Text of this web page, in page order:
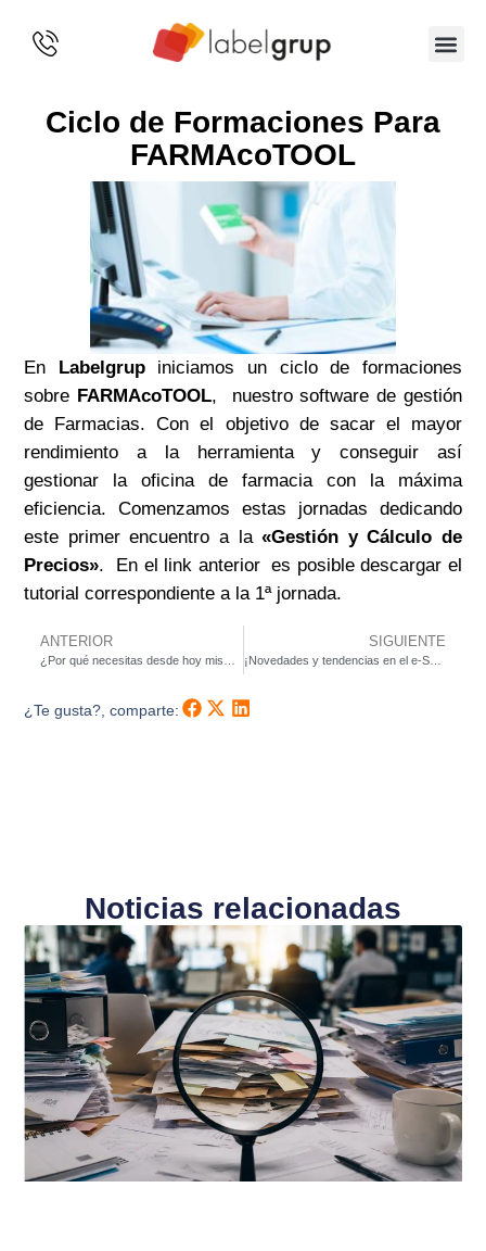
Ciclo de Formaciones Para
FARMAcoTOOL
En Labelgrupiniciamos un ciclo de formaciones
sobre FARMAcoTOOL, nuestro software de gestión
de Farmacias. Con el objetivo de sacar el mayor
rendimiento a la herramienta y conseguir así
gestionar la oficina de farmacia con la máxima
eficiencia. Comenzamos estas jornadas dedicando
este primer encuentro a la«Gestión y Cálculo de
Precios». En el link anterior es posible descargar el
tutorial correspondiente a la 1ª jornada.
ANTERIOR SIGUIENTE
¡Novedades y tendencias en el e-Show!
¿Te gusta?, comparte:
Noticias relacionadas